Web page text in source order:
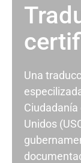
Una
Unidos